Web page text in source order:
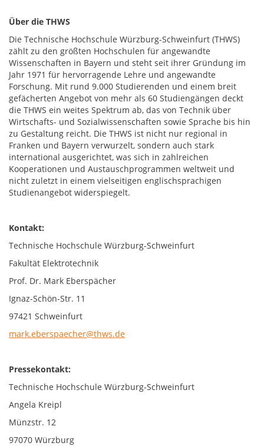
Über die THWS
Die Technische Hochschule Würzburg-Schweinfurt (THWS)
zählt zu den größten Hochschulen für angewandte
Wissenschaften in Bayern und steht seit ihrer Gründung im
Jahr 1971 für hervorragende Lehre und angewandte
Forschung. Mit rund 9.000 Studierenden und einem breit
gefächerten Angebot von mehr als 60 Studiengängen deckt
die THWS ein weites Spektrum ab, das von Technik über
Wirtschafts- und Sozialwissenschaften sowie Sprache bis hin
zu Gestaltung reicht. Die THWS ist nicht nur regional in
Franken und Bayern verwurzelt, sondern auch stark
international ausgerichtet, was sich in zahlreichen
Kooperationen und Austauschprogrammen weltweit und
nicht zuletzt in einem vielseitigen englischsprachigen
Studienangebot widerspiegelt.
Kontakt:
Technische Hochschule Würzburg-Schweinfurt
Fakultät Elektrotechnik
Prof. Dr. Mark Eberspächer
Ignaz-Schön-Str. 11
97421 Schweinfurt
mark.eberspaecher@thws.de
Pressekontakt:
Technische Hochschule Würzburg-Schweinfurt
Angela Kreipl
Münzstr. 12
97070 Würzburg